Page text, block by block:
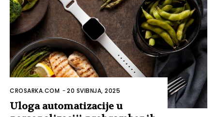
CROSARKA.COM -20 SVIBNJA, 2025
Uloga automatizacije u